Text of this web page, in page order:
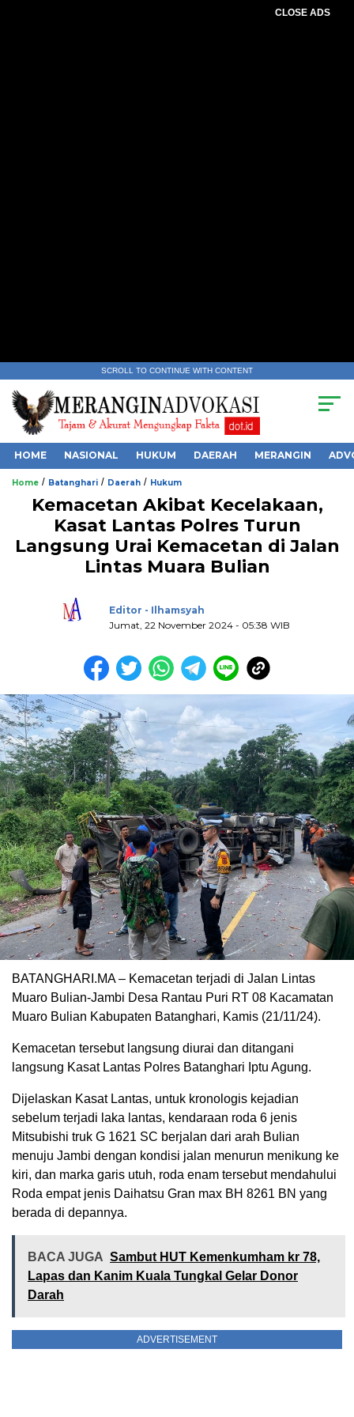
CLOSE ADS
SCROLL TO CONTINUE WITH CONTENT
HOME NASIONAL HUKUM DAERAH MERANGIN
Home / Batanghari / Daerah / Hukum
Kemacetan Akibat Kecelakaan,
Kasat Lantas Polres Turun
Langsung Urai Kemacetan di Jalan
Lintas Muara Bulian
Editor - Ilhamsyah
Jumat, 22 November 2024 - 05:38 WIB
BATANGHARI.MA – Kemacetan terjadi di Jalan Lintas
Muaro Bulian-Jambi Desa Rantau Puri RT 08 Kacamatan
Muaro Bulian Kabupaten Batanghari, Kamis (21/11/24).
Kemacetan tersebut langsung diurai dan ditangani
langsung Kasat Lantas Polres Batanghari Iptu Agung.
Dijelaskan Kasat Lantas, untuk kronologis kejadian
sebelum terjadi laka lantas, kendaraan roda 6 jenis
Mitsubishi truk G 1621 SC berjalan dari arah Bulian
menuju Jambi dengan kondisi jalan menurun menikung ke
kiri, dan marka garis utuh, roda enam tersebut mendahului
Roda empat jenis Daihatsu Gran max BH 8261 BN yang
berada di depannya.
BACA JUGA Sambut HUT Kemenkumham kr 78,
Lapas dan Kanim Kuala Tungkal Gelar Donor
Darah
ADVERTISEMENT